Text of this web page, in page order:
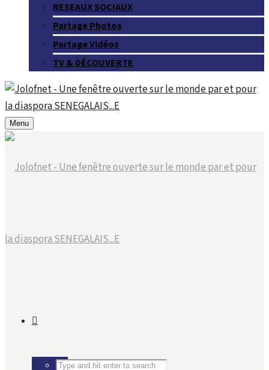
RESEAUX SOCIAUX
Partage Photos
Partage Vidéos
TV & DÉCOUVERTE
Menu